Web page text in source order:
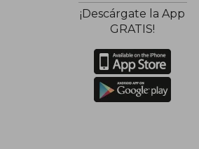
¡Descárgate la App
GRATIS!